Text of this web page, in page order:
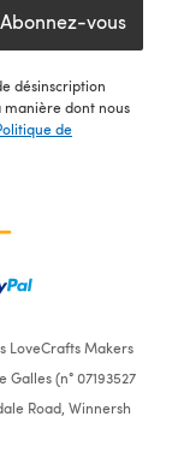
Abonnez-vous
désinscription
dont nous
de
LoveCrafts Makers
(n° 07193527
Road, Winnersh